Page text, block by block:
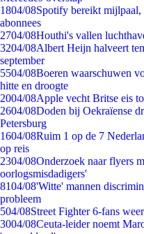
1804/08Spotify bereikt
abonnees
2704/08Houthi's vallen
3204/08Albert Heijn halveert
september
5504/08Boeren waarschuwen
hitte en droogte
2004/08Apple vecht Britse eis
2604/08Doden bij Oekraïense
Petersburg
1604/08Ruim 1 op de 7
op reis
2304/08Onderzoek naar flyers
oorlogsmisdadigers'
8104/08'Witte' mannen
probleem
504/08Street Fighter 6-fans
3004/08Ceuta-leider noemt